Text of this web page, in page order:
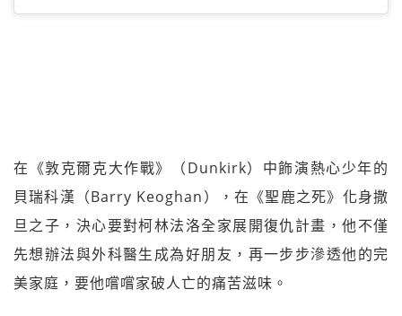
在《敦克爾克大作戰》（Dunkirk）中飾演熱心少年的
貝瑞科漢（Barry Keoghan），在《聖鹿之死》化身撒
旦之子，決心要對柯林法洛全家展開復仇計畫，他不僅
先想辦法與外科醫生成為好朋友，再一步步滲透他的完
美家庭，要他嚐嚐家破人亡的痛苦滋味。